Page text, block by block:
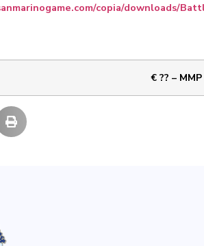
copia/downloads/
€ ?? – MMP